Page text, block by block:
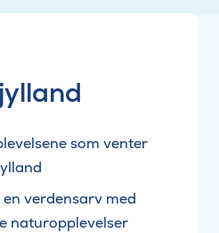
som venter
verdensarv med
naturopplevelser